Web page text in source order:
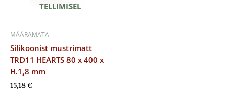
TELLIMISEL
MÄÄRAMATA
Silikoonist mustrimatt
TRD11 HEARTS 80 x 400 x
H.1,8 mm
15,18€